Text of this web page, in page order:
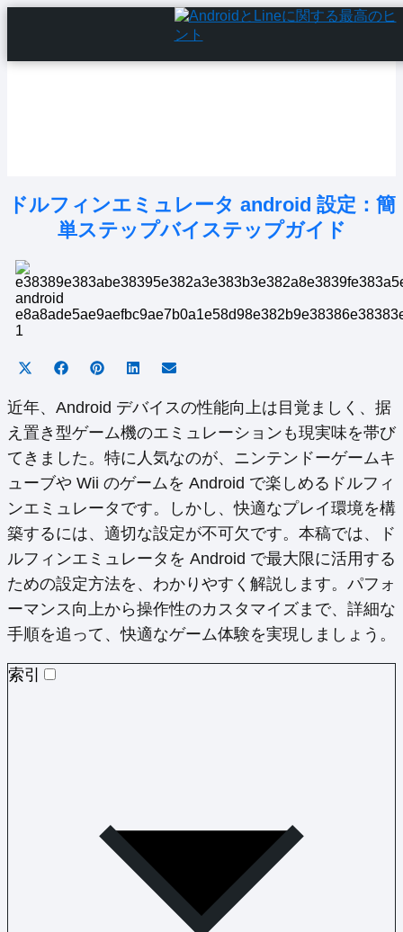
ドルフィンエミュレータ android 設定：簡
単ステップバイステップガイド
Share
X
(Twitter)
Share
Facebook
Share
Pinterest
Share
LinkedInEmail
近年、Android デバイスの性能向上は目覚ましく、据
え置き型ゲーム機のエミュレーションも現実味を帯び
てきました。特に人気なのが、ニンテンドーゲームキ
ューブや Wii のゲームを Android で楽しめるドルフィ
ンエミュレータです。しかし、快適なプレイ環境を構
築するには、適切な設定が不可欠です。本稿では、ド
ルフィンエミュレータを Android で最大限に活用する
ための設定方法を、わかりやすく解説します。パフォ
ーマンス向上から操作性のカスタマイズまで、詳細な
手順を追って、快適なゲーム体験を実現しましょう。
索引